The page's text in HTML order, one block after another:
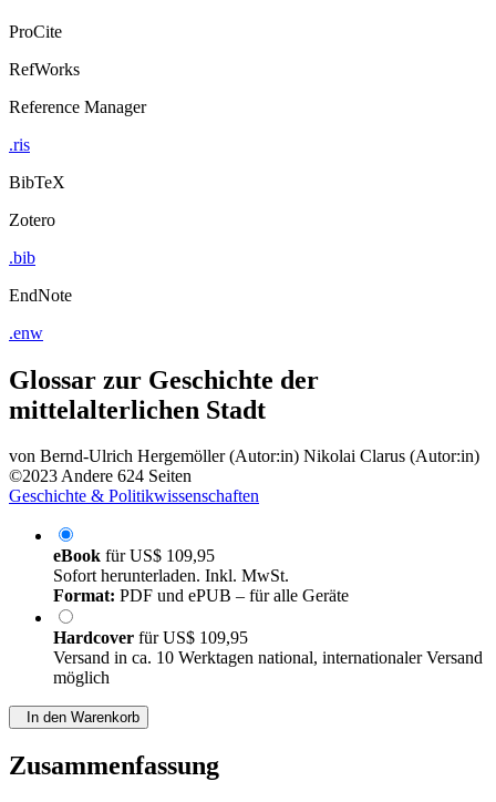
ProCite
RefWorks
Reference Manager
.ris
BibTeX
Zotero
.bib
EndNote
.enw
Glossar zur Geschichte der
mittelalterlichen Stadt
von Bernd-Ulrich Hergemöller (Autor:in) Nikolai Clarus (Autor:in)
©2023Andere 624 Seiten
Geschichte & Politikwissenschaften
eBook fürUS$ 109,95
Sofort herunterladen. Inkl. MwSt.
Format: PDF und ePUB – für alle Geräte
Hardcover fürUS$ 109,95
Versand in ca. 10 Werktagen national, internationaler Versand
möglich
In den Warenkorb
Zusammenfassung